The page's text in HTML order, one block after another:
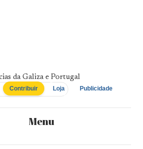
da Galiza e Portugal
Contribuir Loja Publicidade
Menu